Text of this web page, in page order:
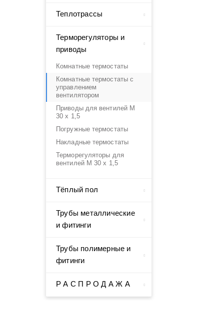
Теплотрассы
Терморегуляторы и
приводы
Комнатные термостаты
Комнатные термостаты с
управлением
вентилятором
Приводы для вентилей М
30 х 1,5
Погружные термостаты
Накладные термостаты
Терморегуляторы для
вентилей М 30 х 1,5
Тёплый пол
Трубы металлические
и фитинги
Трубы полимерные и
фитинги
Р А С П Р О Д А Ж А